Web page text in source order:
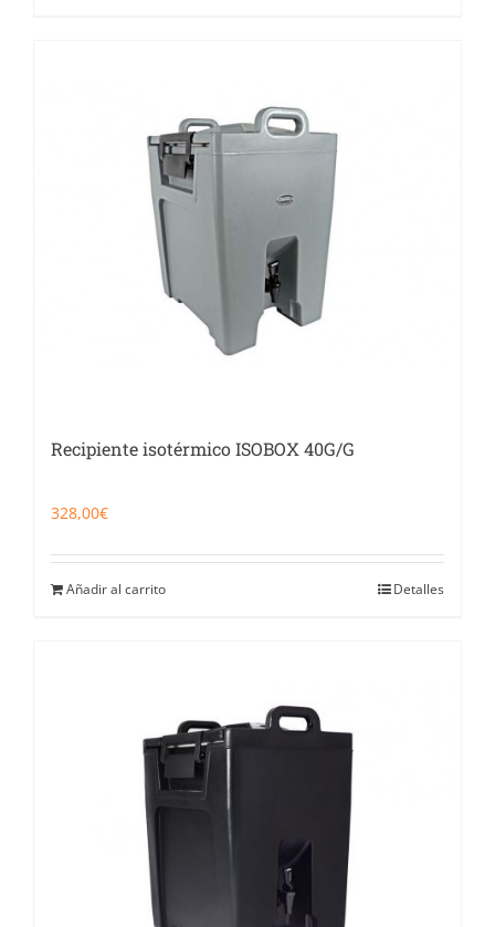
Recipiente isotérmico ISOBOX 40G/G
328,00€
Añadir al carrito Detalles